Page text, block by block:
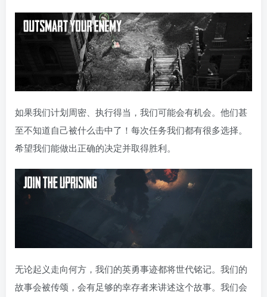
如果我们计划周密、执行得当，我们可能会有机会。他们甚
至不知道自己被什么击中了！每次任务我们都有很多选择。
希望我们能做出正确的决定并取得胜利。
无论起义走向何方，我们的英勇事迹都将世代铭记。我们的
故事会被传颂，会有足够的幸存者来讲述这个故事。我们会